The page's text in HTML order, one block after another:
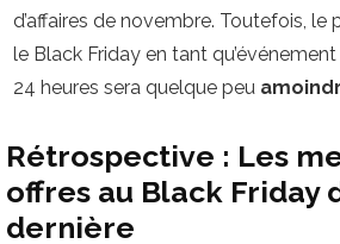
d’affaires de novembre. Toutefois, le
le Black Friday en tant
24 heures sera quelque peu
Rétrospective : Les
offres au Black Friday
dernière